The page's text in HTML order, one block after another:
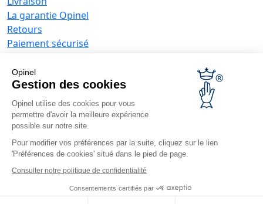
Opinel
Gestion des cookies
Opinel utilise des cookies pour vous
permettre d'avoir la meilleure expérience
possible sur notre site.
Pour modifier vos préférences par la suite, cliquez sur le lien
'Préférences de cookies' situé dans le pied de page.
Consulter notre politique de confidentialité
Consentements certifiés par
La garantie Opinel
Retours
Paiement sécurisé
Conditions générales de vente
Offres entreprises
Couteaux publicitaires
Restaurateurs
Opinel News
Recevoir les actualités
Retrouvez-nous